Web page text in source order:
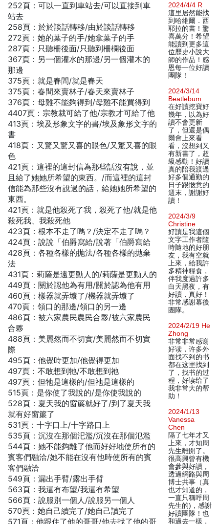
252頁：可以一直到車站去/可以直接到車
站去
258頁：於於談話轉移/由於談話轉移
272頁：她的葉子的手/她拿葉子的手
287頁：只聽柵後面/只聽到柵欄後面
367頁：另一個灌水的那邊/另一個灌木的
那邊
375頁：就是春間/就是春天
375頁：春間來賣林子/春天來賣林子
376頁：母雞不能夠得到/母雞不能買得到
4407頁：宗教裁可給了他/宗教才可給了他
413頁：埃及形象文字的書/埃及象形文字的
書
418頁：又驚又驚又喜的眼色/又驚又喜的眼
色
421頁：這裡的這封信為那些話沒有說，並
且給了她她所希望的東西。/而這裡的這封
信能為那些沒有說過的話，給她她所希望的
東西。
421頁：就是他殺死了我，殺死了他/就是他
殺死我、我殺死他
423頁：根本不走了嗎？/決定不走了嗎？
424頁：說說「伯爵寫給/說著「伯爵寫給
428頁：各種各樣的抛法/各種各樣的抛棄
法
431頁：莉薩是遠更動人的/莉薩是更動人的
449頁：關於認他為有用/關於認為他有用
460頁：樣器就弄壞了/機器就弄壞了
470頁：領口的那邊/領口的另一邊
486頁：被六家農民農民合夥/被六家農民
合夥
488頁：美麗然而不切實/美麗然而不切實
際
495頁：他覺時更加/他覺得更加
497頁：不敢想到牠/不敢想到祂
497頁：但牠是這樣的/但祂是這樣的
515頁：是你使了我說的/是你使我說的
528頁：夏天我的窗簾就好了/到了夏天我
就有好窗簾了
531頁：十字口上/十字路口上
535頁：沉沒在那個汜濫/沉沒在那個氾濫
544頁：她不能夠離了他而好好地使所有的
賓客們融洽/她不能在沒有他時使所有的賓
客們融洽
549頁：漏出手臂/露出手臂
563頁：我還有布望/我還有希望
566頁：說服別一個人/說服另一個人
570頁：她自己續完了/她自己讀完了
571頁：他跟住了他的哥哥/他去找了他的哥
2024/4/4 R
這里居然能找
到哈維爾．西
耶拉的書！驚
喜萬分！希望
能讀到更多這
位歷史小說大
師的作品！感
恩每一位好讀
團隊！
2024/3/14
Beatlebum
在好讀挖寶好
幾年，以為好
讀不會更新
了，但還是偶
爾會上來看
看，沒想到又
有新書了，超
級感動！好讀
真的陪我渡過
好多個通勤的
日子跟愜意的
週末，謝謝好
讀！
2024/3/9
Christine
好讀是我這個
文字工作者隨
時隨地的好朋
友，我有空就
上來，給我許
多精神糧食，
伴我度過許多
白天黑夜，有
好讀，真好！
非常感謝幕後
團隊。
2024/2/19 He
Zhong
非常非常感谢
好读，许多外
面找不到的书
都在这里找到
了，找书的过
程，好读给了
我非常大的帮
助！
2024/1/13
Vanessa
Chen
隔了七年才又
上來，才知周
先生離開了。
很高興曾有機
會參與好讀，
透過網路與周
博士共事（真
也才知道的，
一直只稱呼周
先生的)，感謝
好讀團隊！也
和過去一樣，